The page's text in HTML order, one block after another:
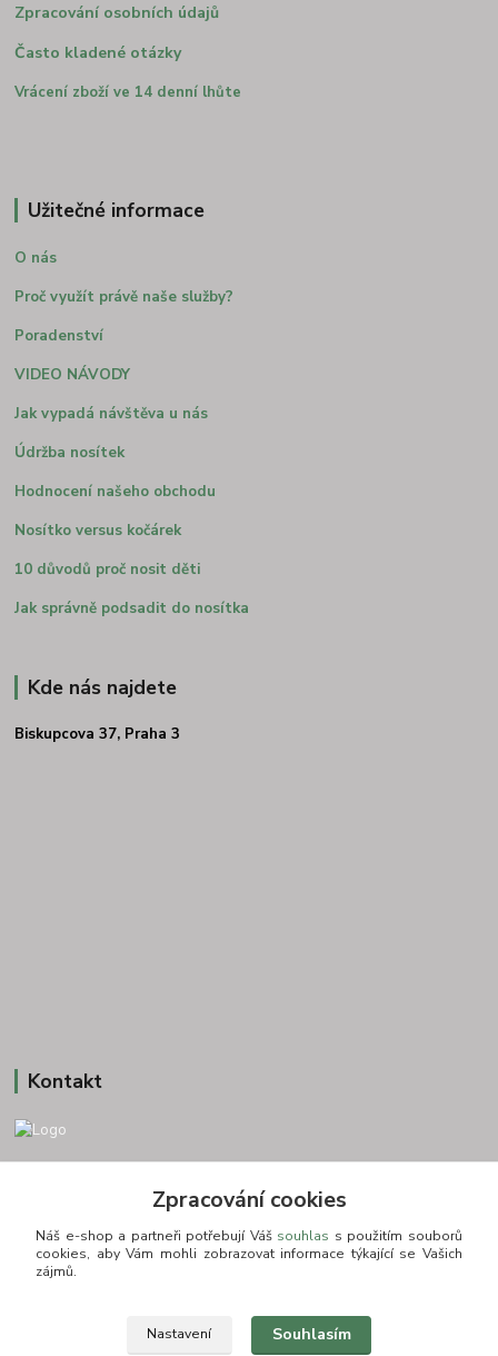
Zpracování osobních údajů
Často kladené otázky
Vrácení zboží ve 14 denní lhůte
Užitečné informace
O nás
Proč využít právě naše služby?
Poradenství
VIDEO NÁVODY
Jak vypadá návštěva u nás
Údržba nosítek
Hodnocení našeho obchodu
Nosítko versus kočárek
10 důvodů proč nosit děti
Jak správně podsadit do nosítka
Kde nás najdete
Biskupcova 37, Praha 3
Kontakt
+420 775693830
Otevírací doba: PO-PÁ: 9:00-16:00 NUTNÁ REZERVACE
info@zkusnositko.cz
Zpracování cookies
Náš e-shop a partneři potřebují Váš souhlas s použitím souborů
cookies, aby Vám mohli zobrazovat informace týkající se Vašich
zájmů.
Nastavení Souhlasím